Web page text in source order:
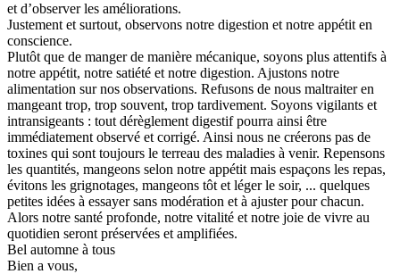
et d’observer les améliorations.
Justement et surtout, observons notre digestion et notre appétit en
conscience.
Plutôt que de manger de manière mécanique, soyons plus attentifs à
notre appétit, notre satiété et notre digestion. Ajustons notre
alimentation sur nos observations. Refusons de nous maltraiter en
mangeant trop, trop souvent, trop tardivement. Soyons vigilants et
intransigeants : tout dérèglement digestif pourra ainsi être
immédiatement observé et corrigé. Ainsi nous ne créerons pas de
toxines qui sont toujours le terreau des maladies à venir. Repensons
les quantités, mangeons selon notre appétit mais espaçons les repas,
évitons les grignotages, mangeons tôt et léger le soir, ... quelques
petites idées à essayer sans modération et à ajuster pour chacun.
Alors notre santé profonde, notre vitalité et notre joie de vivre au
quotidien seront préservées et amplifiées.
Bel automne à tous
Bien a vous,